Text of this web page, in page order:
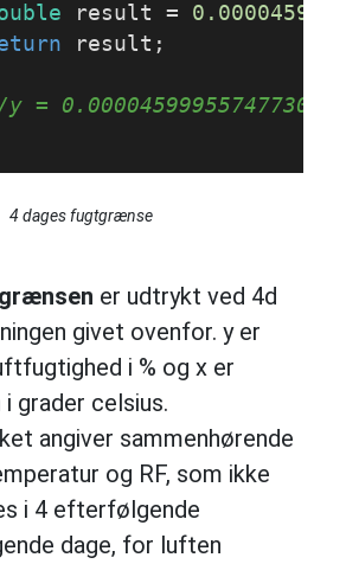
result =
result;
=
4 dages fugtgrænse
er udtrykt ved 4d
givet ovenfor. y er
i % og x er
grader celsius.
angiver sammenhørende
og RF, som ikke
i 4 efterfølgende
dage, for luften